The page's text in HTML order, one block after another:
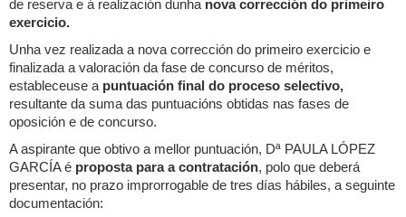
de reserva e á realización dunha nova corrección do primeiro
exercicio.
Unha vez realizada a nova corrección do primeiro exercicio e
finalizada a valoración da fase de concurso de méritos,
estableceuse a puntuación final do proceso selectivo,
resultante da suma das puntuacións obtidas nas fases de
oposición e de concurso.
A aspirante que obtivo a mellor puntuación, Dª PAULA LÓPEZ
GARCÍA é proposta para a contratación, polo que deberá
presentar, no prazo improrrogable de tres días hábiles, a seguinte
documentación: